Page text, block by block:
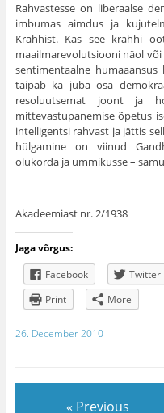
Rahvastesse on liberaalse
imbumas aimdus ja
Krahhist. Kas see krahhi
maailmarevolutsiooni näol
sentimentaalne humaaansus
taipab ka juba osa
resoluutsemat joont ja
mittevastupanemise õpetus
intelligentsi rahvast ja jättis
hülgamine on viinud
olukorda ja ummikusse –
Akadeemiast nr. 2/1938
Jaga võrgus:
Facebook
Twitter
Print
More
26. December 2010
« Previous